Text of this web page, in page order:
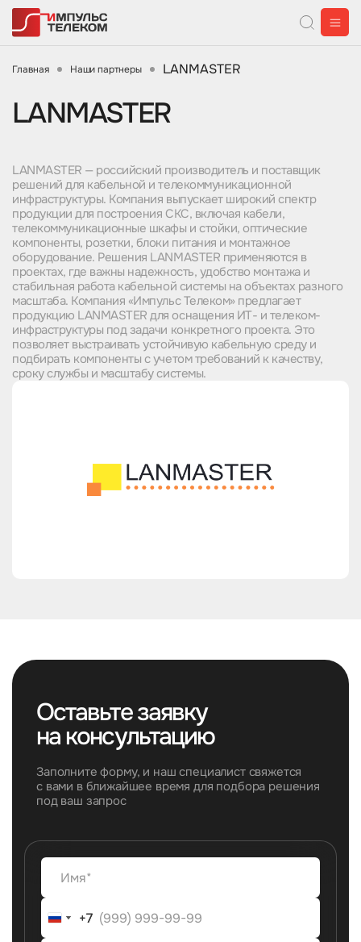
Главная Наши партнеры LANMASTER
LANMASTER
LANMASTER — российский производитель и поставщик
решений для кабельной и телекоммуникационной
инфраструктуры. Компания выпускает широкий спектр
продукции для построения СКС, включая кабели,
телекоммуникационные шкафы и стойки, оптические
компоненты, розетки, блоки питания и монтажное
оборудование. Решения LANMASTER применяются в
проектах, где важны надежность, удобство монтажа и
стабильная работа кабельной системы на объектах разного
масштаба. Компания «Импульс Телеком» предлагает
продукцию LANMASTER для оснащения ИТ- и телеком-
инфраструктуры под задачи конкретного проекта. Это
позволяет выстраивать устойчивую кабельную среду и
подбирать компоненты с учетом требований к качеству,
сроку службы и масштабу системы.
Оставьте заявку
на консультацию
Заполните форму, и наш специалист свяжется
с вами в ближайшее время для подбора решения
под ваш запрос
+7
+7